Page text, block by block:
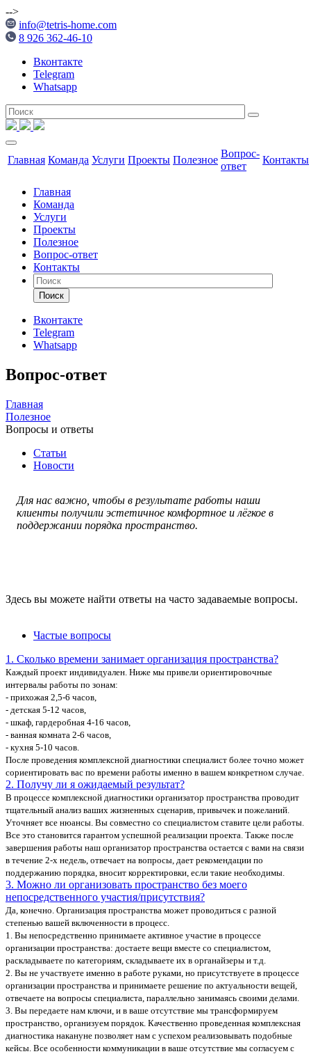
-->
info@tetris-home.com
8 926 362-46-10
Вконтакте
Telegram
Whatsapp
Главная Команда Услуги Проекты Полезное
Вопрос-
ответ
Контакты
Главная
Команда
Услуги
Проекты
Полезное
Вопрос-ответ
Контакты
Поиск
Вконтакте
Telegram
Whatsapp
Вопрос-ответ
Главная
Полезное
Вопросы и ответы
Статьи
Новости
Для нас важно, чтобы в результате работы наши
клиенты получили эстетичное комфортное и лёгкое в
поддержании порядка пространство.
Здесь вы можете найти ответы на часто задаваемые вопросы.
Частые вопросы
1. Сколько времени занимает организация пространства?
Каждый проект индивидуален. Ниже мы привели ориентировочные
интервалы работы по зонам:
- прихожая 2,5-6 часов,
- детская 5-12 часов,
- шкаф, гардеробная 4-16 часов,
- ванная комната 2-6 часов,
- кухня 5-10 часов.
После проведения комплексной диагностики специалист более точно может
сориентировать вас по времени работы именно в вашем конкретном случае.
2. Получу ли я ожидаемый результат?
В процессе комплексной диагностики организатор пространства проводит
тщательный анализ ваших жизненных сценарив, привычек и пожеланий.
Уточняет все нюансы. Вы совместно со специалистом ставите цели работы.
Все это становится гарантом успешной реализации проекта. Также после
завершения работы наш организатор пространства остается с вами на связи
в течение 2-х недель, отвечает на вопросы, дает рекомендации по
поддержанию порядка, вносит корректировки, если такие необходимы.
3. Можно ли организовать пространство без моего
непосредственного участия/присутствия?
Да, конечно. Организация пространства может проводиться с разной
степенью вашей включенности в процесс.
1. Вы непосредственно принимаете активное участие в процессе
организации пространства: достаете вещи вместе со специалистом,
раскладываете по категориям, складываете их в органайзеры и т.д.
2. Вы не участвуете именно в работе руками, но присутствуете в процессе
организации пространства и принимаете решение по актуальности вещей,
отвечаете на вопросы специалиста, параллельно занимаясь своими делами.
3. Вы передаете нам ключи, и в ваше отсутствие мы трансформируем
пространство, организуем порядок. Качественно проведенная комплексная
диагностика накануне позволяет нам с успехом реализовывать подобные
кейсы. Все особенности коммуникации в ваше отсутствие мы согласуем с